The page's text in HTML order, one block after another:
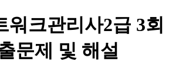
워크관리사2급 3회
문제 및 해설